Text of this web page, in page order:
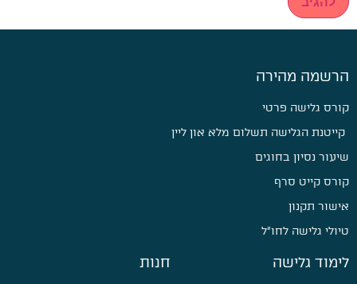
הרשמה מהירה
קורס גלישה פרטי
קייטנת הגלישה תשלום מלא און ליין
שיעור נסיון בחוגים
קורס קייט סרף
אישור תקנון
טיולי גלישה לחו״ל
לימוד גלישה חנות